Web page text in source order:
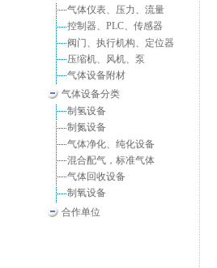
气体仪表、压力、流量
控制器、PLC、传感器
阀门、执行机构、定位器
压缩机、风机、泵
气体设备附材
气体设备分类
制氢设备
制氮设备
气体净化、纯化设备
混合配气，标准气体
气体回收设备
制氧设备
合作单位